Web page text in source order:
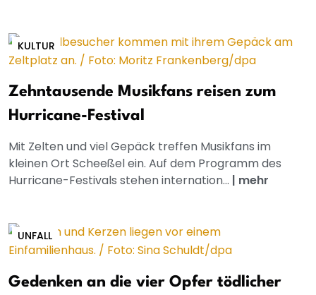
KULTUR
Zehntausende Musikfans reisen zum
Hurricane-Festival
Mit Zelten und viel Gepäck treffen Musikfans im
kleinen Ort Scheeßel ein. Auf dem Programm des
Hurricane-Festivals stehen internation... | mehr
UNFALL
Gedenken an die vier Opfer tödlicher